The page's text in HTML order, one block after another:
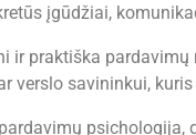
įgūdžiai,
ir praktiška
verslo savininkui,
psichologija,